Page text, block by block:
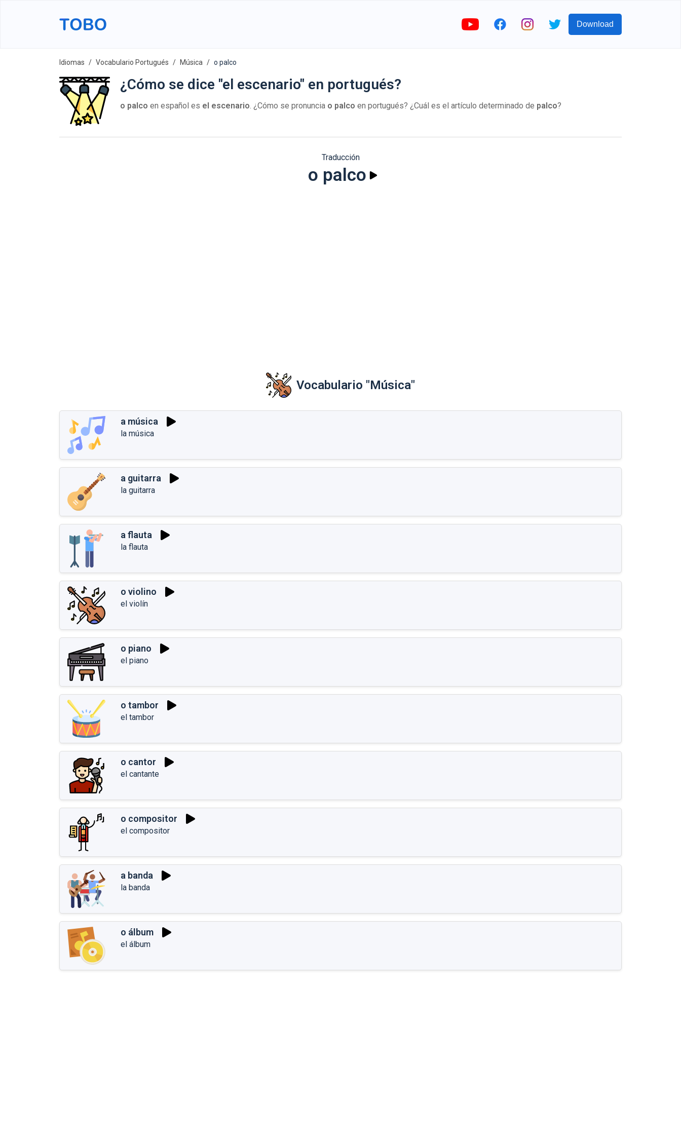
Download
Idiomas Vocabulario Portugués Música o palco
¿Cómo se dice "el escenario" en portugués?
o palco en español es el escenario. ¿Cómo se pronuncia o palco en portugués? ¿Cuál es el artículo determinado de palco?
Traducción
o palco
Vocabulario "Música"
a música
la música
a guitarra
la guitarra
a flauta
la flauta
o violino
el violín
o piano
el piano
o tambor
el tambor
o cantor
el cantante
o compositor
el compositor
a banda
la banda
o álbum
el álbum